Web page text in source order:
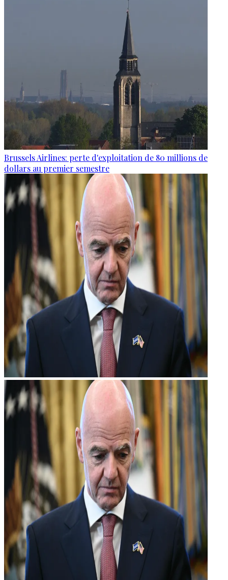
Brussels Airlines: perte d'exploitation de 80 millions de
dollars au premier semestre